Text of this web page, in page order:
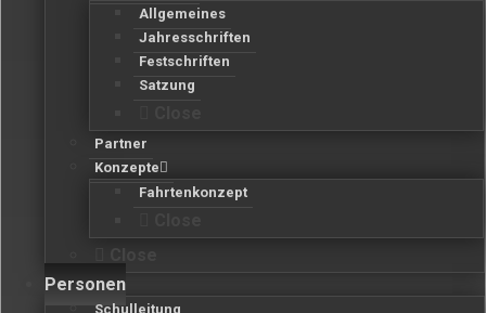
Allgemeines
Jahresschriften
Festschriften
Satzung
Partner
Konzepte
Fahrtenkonzept
Personen
Schulleitung